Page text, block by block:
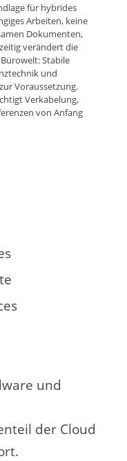
für hybrides
Arbeiten, keine
Dokumenten,
verändert die
Stabile
und
Voraussetzung.
Verkabelung,
von Anfang
und
der Cloud